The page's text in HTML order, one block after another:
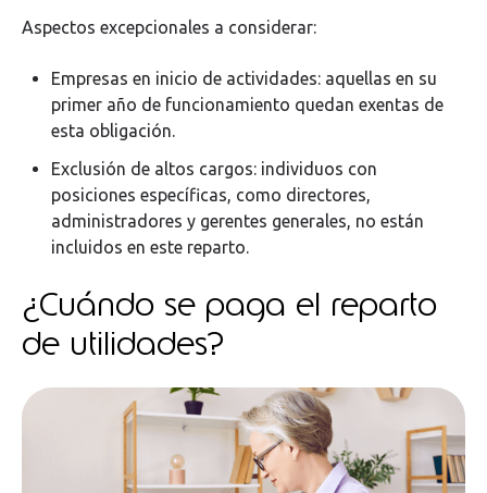
Aspectos excepcionales a considerar:
Empresas en inicio de actividades: aquellas en su
primer año de funcionamiento quedan exentas de
esta obligación.
Exclusión de altos cargos: individuos con
posiciones específicas, como directores,
administradores y gerentes generales, no están
incluidos en este reparto.
¿Cuándo se paga el reparto
de utilidades?